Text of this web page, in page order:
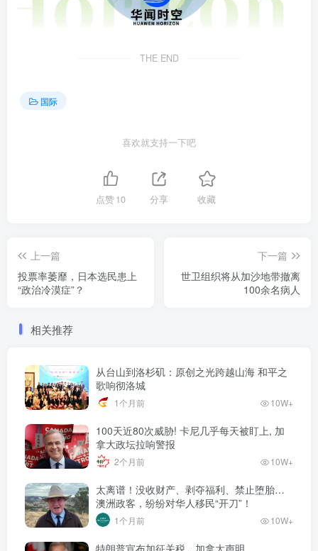
THE END
国际
喜欢就支持一下吧
点赞10 分享 收藏
上一篇
投票率萎靡，日本选民患上
“政治冷漠症”？
下一篇
世卫组织将从加沙地带撤离
100余名病人
相关推荐
从台山到洛杉矶：原创之光跨越山海 和平之
歌响彻洛城
1个月前 10W+
100天近80次威胁! 卡尼几乎每天被盯上, 加
拿大政坛拉响警报
2个月前 10W+
太离谱！没收财产、剥夺福利、禁止堕胎…
澳洲政客，纷纷对华人移民“开刀”！
1个月前 10W+
特朗普宣布加征关税，加拿大声明